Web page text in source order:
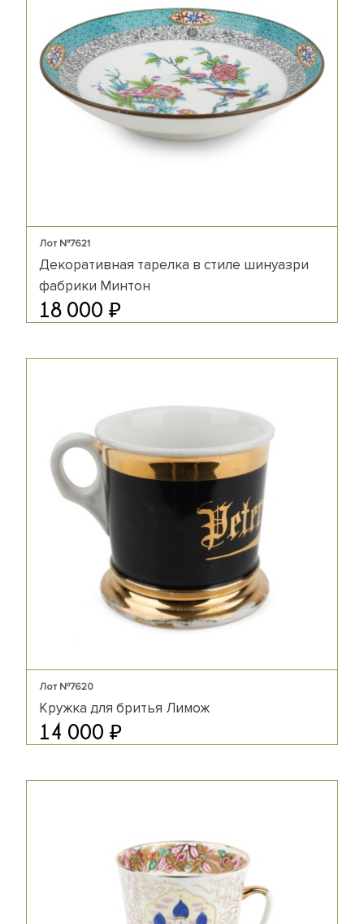
Лот №7621
Декоративная тарелка в стиле шинуазри
фабрики Минтон
18 000 ₽
Лот №7620
Кружка для бритья Лимож
14 000 ₽